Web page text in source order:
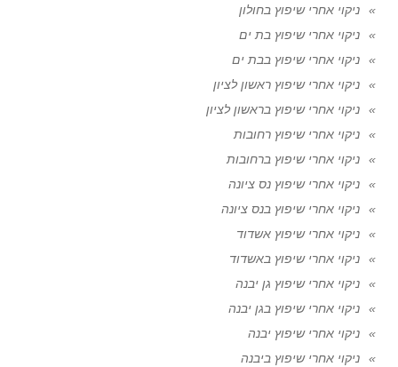
ניקוי אחרי שיפוץ בחולון
ניקוי אחרי שיפוץ בת ים
ניקוי אחרי שיפוץ בבת ים
ניקוי אחרי שיפוץ ראשון לציון
ניקוי אחרי שיפוץ בראשון לציון
ניקוי אחרי שיפוץ רחובות
ניקוי אחרי שיפוץ ברחובות
ניקוי אחרי שיפוץ נס ציונה
ניקוי אחרי שיפוץ בנס ציונה
ניקוי אחרי שיפוץ אשדוד
ניקוי אחרי שיפוץ באשדוד
ניקוי אחרי שיפוץ גן יבנה
ניקוי אחרי שיפוץ בגן יבנה
ניקוי אחרי שיפוץ יבנה
ניקוי אחרי שיפוץ ביבנה